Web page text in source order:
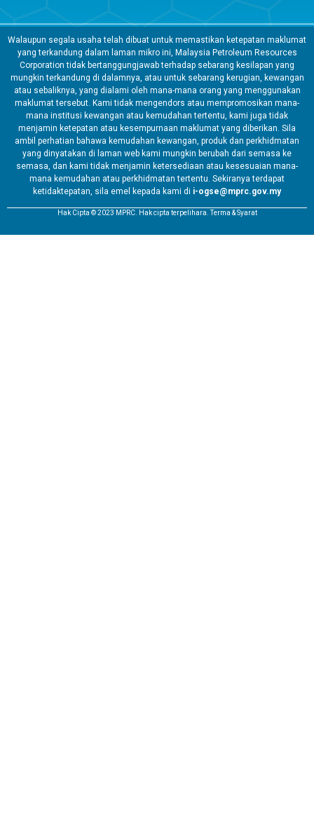
Walaupun segala usaha telah dibuat untuk memastikan ketepatan maklumat
yang terkandung dalam laman mikro ini, Malaysia Petroleum Resources
Corporation tidak bertanggungjawab terhadap sebarang kesilapan yang
mungkin terkandung di dalamnya, atau untuk sebarang kerugian, kewangan
atau sebaliknya, yang dialami oleh mana-mana orang yang menggunakan
maklumat tersebut. Kami tidak mengendors atau mempromosikan mana-
mana institusi kewangan atau kemudahan tertentu, kami juga tidak
menjamin ketepatan atau kesempurnaan maklumat yang diberikan. Sila
ambil perhatian bahawa kemudahan kewangan, produk dan perkhidmatan
yang dinyatakan di laman web kami mungkin berubah dari semasa ke
semasa, dan kami tidak menjamin ketersediaan atau kesesuaian mana-
mana kemudahan atau perkhidmatan tertentu. Sekiranya terdapat
ketidaktepatan, sila emel kepada kami di i-ogse@mprc.gov.my
Hak Cipta © 2023 MPRC. Hak cipta terpelihara. Terma & Syarat